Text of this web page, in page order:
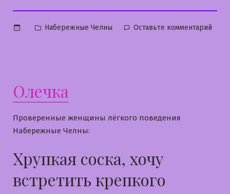
Опубликовано
Набережные Челны Оставьте комментарий
Олечка
Проверенные женщины лёгкого поведения
Набережные Челны:
Хрупкая соска, хочу
встретить крепкого